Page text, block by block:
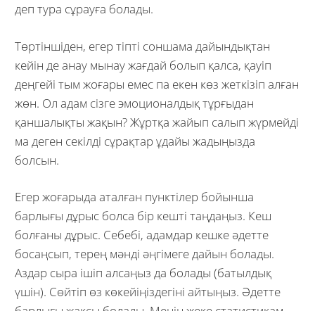
деп тура сұрауға болады.
Төртіншіден, егер тіпті соншама дайындықтан
кейін де анау мынау жағдай болып қалса, қауіп
деңгейі тым жоғары емес па екен көз жеткізіп алған
жөн. Ол адам сізге эмоционалдық тұрғыдан
қаншалықты жақын? Жұртқа жайып салып жүрмейді
ма деген секілді сұрақтар ұдайы жадыңызда
болсын.
Егер жоғарыда аталған пунктілер бойынша
барлығы дұрыс болса бір кешті таңдаңыз. Кеш
болғаны дұрыс. Себебі, адамдар кешке әдетте
босаңсып, терең мәнді әңгімеге дайын болады.
Аздар сыра ішіп алсаңыз да болады (батылдық
үшін). Сөйтіп өз көкейіңіздегіні айтыңыз. Әдетте